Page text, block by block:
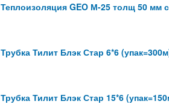
Теплоизоляция GEO М-25 толщ 50 мм
Трубка Тилит Блэк Стар 6*6
Трубка Тилит Блэк Стар 15*6